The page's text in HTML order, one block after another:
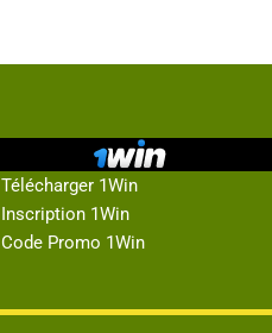
Télécharger 1Win
Inscription 1Win
Code Promo 1Win